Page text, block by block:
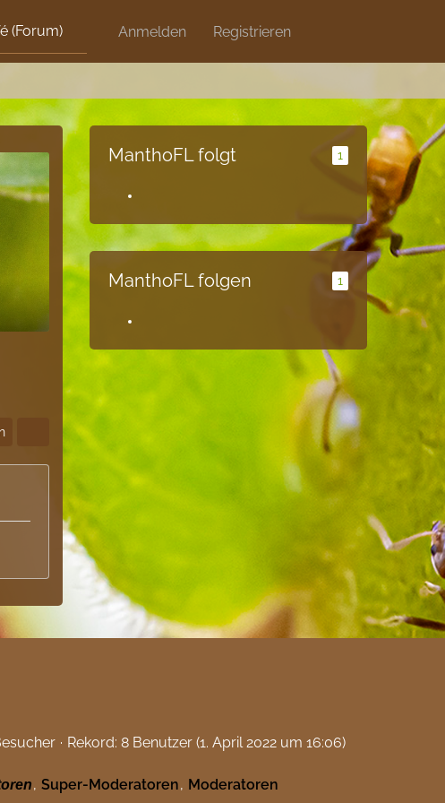
Anmelden Registrieren
(Forum) Discord Artikel Blog
ManthoFL folgt 1
ManthoFL folgen 1
Rekord: 8 Benutzer (1. April 2022 um 16:06)
Super-Moderatoren Moderatoren